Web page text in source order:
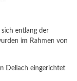
entlang der
im Rahmen von
Dellach eingerichtet